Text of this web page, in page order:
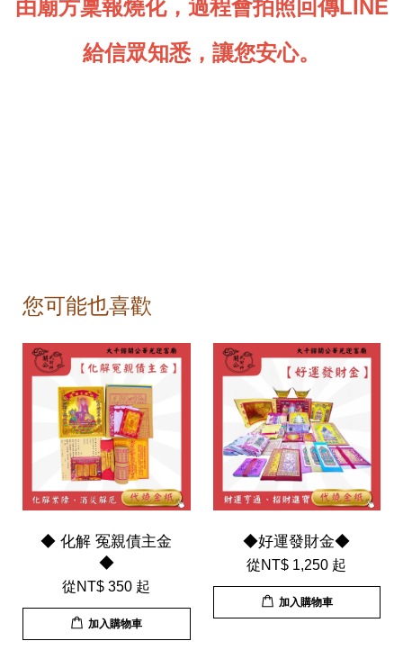
由廟方稟報燒化，過程會拍照回傳LINE
給信眾知悉，讓您安心。
您可能也喜歡
◆ 化解 冤親債主金
◆
從NT$ 350 起
加入購物車
◆好運發財金◆
從NT$ 1,250 起
加入購物車